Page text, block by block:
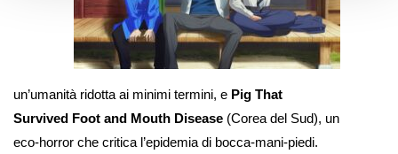
un’umanità ridotta ai minimi termini, e Pig That
Survived Foot and Mouth Disease (Corea del Sud), un
eco-horror che critica l’epidemia di bocca-mani-piedi.